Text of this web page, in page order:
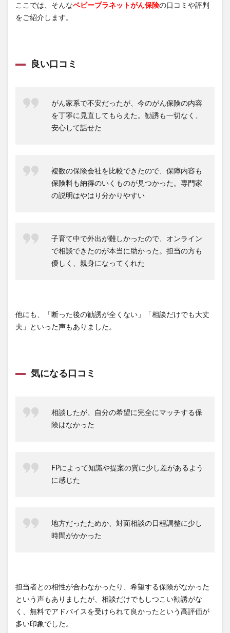
ここでは、そんなベビープラネットがん保険の口コミや評判
をご紹介します。
良い口コミ
がん家系で不安だったが、今のがん保険の内容
を丁寧に見直してもらえた。勧誘も一切なく、
安心して話せた
複数の保険会社を比較できたので、保障内容も
保険料も納得のいくものが見つかった。専門家
の説明はやはり分かりやすい
子育て中で外出が難しかったので、オンライン
で相談できたのが本当に助かった。担当の方も
優しく、親身になってくれた
他にも、「断った後の勧誘が全くない」「相談だけでも大丈
夫」といった声もありました。
気になる口コミ
相談したが、自分の希望に完全にマッチする保
険はなかった
FPによって知識や提案の質に少し差があるよう
に感じた
地方だったためか、対面相談の日程調整に少し
時間がかかった
担当者との相性が合わなかったり、希望する保険がなかった
という声もありましたが、相談だけでもしつこい勧誘がな
く、無料でアドバイスを受けられて良かったという高評価が
多い印象でした。